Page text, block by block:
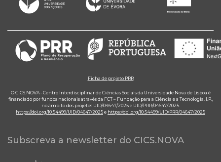
Ficha de projeto PRR
O CICS.NOVA - Centro Interdisciplinar de Ciências Sociais da Universidade Nova de Lisboa é
financiado por fundos nacionais através da FCT – Fundação para a Ciência e a Tecnologia, I.P.,
no âmbito dos projetos UID/04647/2025 e UID/PRR/04647/2025.
https://doi.org/10.54499/UID/04647/2025e https://doi.org/10.54499/UID/PRR/04647/2025
Subscreva a newsletter do CICS.NOVA